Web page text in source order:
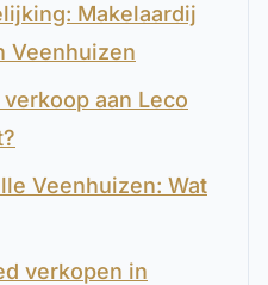
Makelaardij
Veenhuizen
aan Leco
Veenhuizen: Wat
verkopen in